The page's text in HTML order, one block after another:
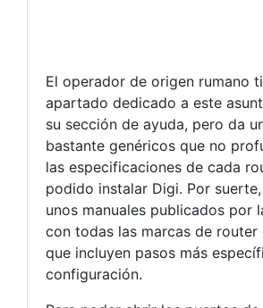
El operador de origen rumano
apartado dedicado a este
su sección de ayuda, pero da
bastante genéricos que no
las especificaciones de cada
podido instalar Digi. Por
unos manuales publicados por
con todas las marcas de router
que incluyen pasos más
configuración.